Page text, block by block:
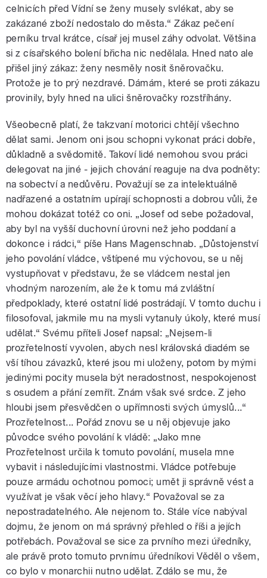
celnicích před Vídní se ženy musely svlékat, aby se
zakázané zboží nedostalo do města.“ Zákaz pečení
perníku trval krátce, císař jej musel záhy odvolat. Většina
si z císařského bolení břicha nic nedělala. Hned nato ale
přišel jiný zákaz: ženy nesměly nosit šněrovačku.
Protože je to prý nezdravé. Dámám, které se proti zákazu
provinily, byly hned na ulici šněrovačky rozstříhány.
Všeobecně platí, že takzvaní motorici chtějí všechno
dělat sami. Jenom oni jsou schopni vykonat práci dobře,
důkladně a svědomitě. Takoví lidé nemohou svou práci
delegovat na jiné - jejich chování reaguje na dva podněty:
na sobectví a nedůvěru. Považují se za intelektuálně
nadřazené a ostatním upírají schopnosti a dobrou vůli, že
mohou dokázat totéž co oni. „Josef od sebe požadoval,
aby byl na vyšší duchovní úrovni než jeho poddaní a
dokonce i rádci,“ píše Hans Magenschnab. „Důstojenství
jeho povolání vládce, vštípené mu výchovou, se u něj
vystupňovat v představu, že se vládcem nestal jen
vhodným narozením, ale že k tomu má zvláštní
předpoklady, které ostatní lidé postrádají. V tomto duchu i
filosofoval, jakmile mu na mysli vytanuly úkoly, které musí
udělat.“ Svému příteli Josef napsal: „Nejsem-li
prozřetelností vyvolen, abych nesl královská diadém se
vší tíhou závazků, které jsou mi uloženy, potom by mými
jedinými pocity musela být neradostnost, nespokojenost
s osudem a přání zemřít. Znám však své srdce. Z jeho
hloubi jsem přesvědčen o upřímnosti svých úmyslů...“
Prozřetelnost... Pořád znovu se u něj objevuje jako
původce svého povolání k vládě: „Jako mne
Prozřetelnost určila k tomuto povolání, musela mne
vybavit i následujícími vlastnostmi. Vládce potřebuje
pouze armádu ochotnou pomoci; umět ji správně vést a
využívat je však věcí jeho hlavy.“ Považoval se za
nepostradatelného. Ale nejenom to. Stále více nabýval
dojmu, že jenom on má správný přehled o říši a jejích
potřebách. Považoval se sice za prvního mezi úředníky,
ale právě proto tomuto prvnímu úředníkovi Věděl o všem,
co bylo v monarchii nutno udělat. Zdálo se mu, že